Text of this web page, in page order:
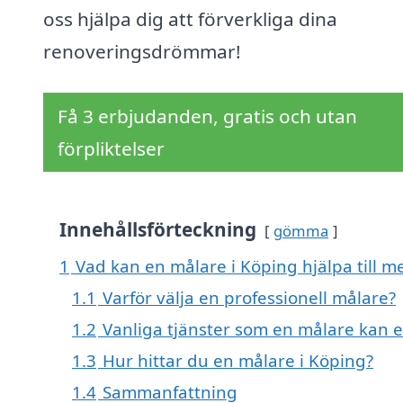
oss hjälpa dig att förverkliga dina
renoveringsdrömmar!
Få 3 erbjudanden, gratis och utan
förpliktelser
Innehållsförteckning gömma
1 Vad kan en målare i Köping hjälpa till
1.1 Varför välja en professionell målare?
1.2 Vanliga tjänster som en målare kan
1.3 Hur hittar du en målare i Köping?
1.4 Sammanfattning